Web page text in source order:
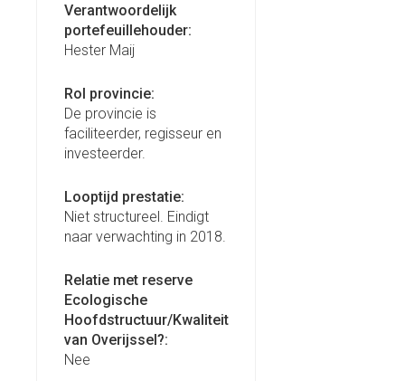
Verantwoordelijk
portefeuillehouder:
Hester Maij
Rol provincie:
De provincie is
faciliteerder, regisseur en
investeerder.
Looptijd prestatie:
Niet structureel. Eindigt
naar verwachting in 2018.
Relatie met reserve
Ecologische
Hoofdstructuur/Kwaliteit
van Overijssel?:
Nee